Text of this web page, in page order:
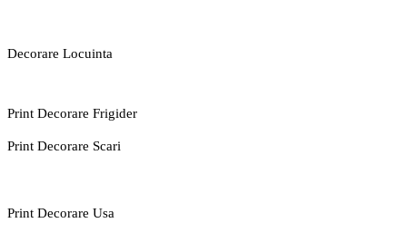
Decorare Locuinta
Print Decorare Frigider
Print Decorare Scari
Print Decorare Usa